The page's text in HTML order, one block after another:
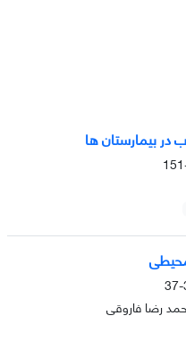
بیمارستان ­ها
رضا فاروقی